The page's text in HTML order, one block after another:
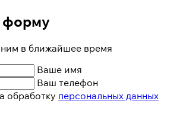
форму
в ближайшее время
Ваше имя
Ваш телефон
обработку персональных данных